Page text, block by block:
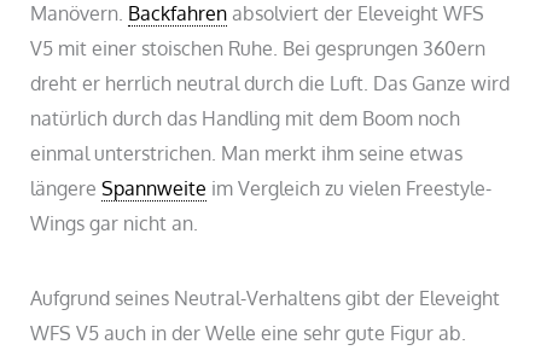
Manövern. Backfahrenabsolviert der Eleveight WFS
V5 mit einer stoischen Ruhe. Bei gesprungen 360ern
dreht er herrlich neutral durch die Luft. Das Ganze wird
natürlich durch das Handling mit dem Boom noch
einmal unterstrichen. Man merkt ihm seine etwas
längereSpannweite im Vergleich zu vielen Freestyle-
Wings gar nicht an.
Aufgrund seines Neutral-Verhaltens gibt der Eleveight
WFS V5 auch in der Welle eine sehr gute Figur ab.